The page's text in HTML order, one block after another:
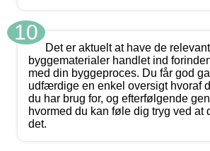
10
Det er aktuelt at have de
byggematerialer handlet ind
med din byggeproces. Du får god
udfærdige en enkel oversigt hvoraf
du har brug for, og efterfølgende
hvormed du kan føle dig tryg ved at
det.